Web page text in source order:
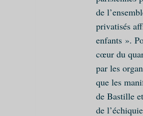
de
privatisés
enfants ».
cœur du
par les
que les
de Bastille
de